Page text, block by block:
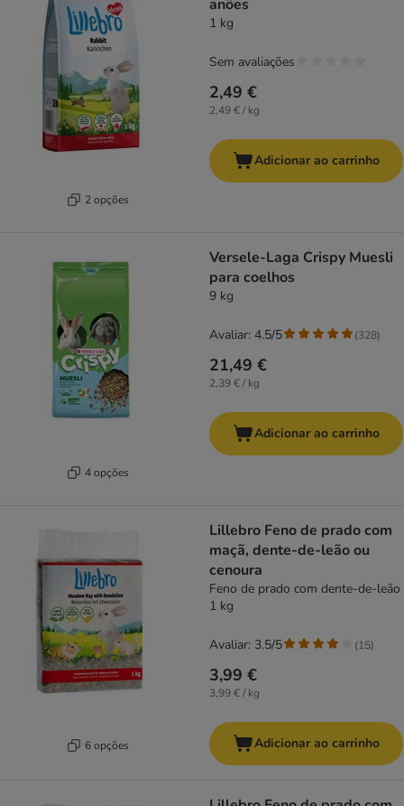
2 opções
anões
1 kg
2,49 €
2,49 € / kg
Sem avaliações
Adicionar ao carrinho
4 opções
Versele-Laga Crispy Muesli
para coelhos
9 kg
21,49 €
2,39 € / kg
Avaliar: 4.5/5 (328)
Adicionar ao carrinho
6 opções
Lillebro Feno de prado com
maçã, dente-de-leão ou
cenoura
Feno de prado com dente-de-leão
1 kg
3,99 €
3,99 € / kg
Avaliar: 3.5/5 (15)
Adicionar ao carrinho